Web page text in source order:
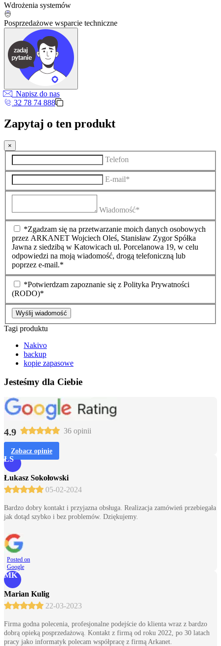
Wdrożenia systemów
Posprzedażowe wsparcie techniczne
Napisz do nas
32 78 74 888
Zapytaj o ten produkt
×
Telefon
E-mail*
Wiadomość*
*Zgadzam się na przetwarzanie moich danych osobowych
przez ARKANET Wojciech Oleś, Stanisław Zygor Spółka
Jawna z siedzibą w Katowicach ul. Porcelanowa 19, w celu
odpowiedzi na moją wiadomość, drogą telefoniczną lub
poprzez e-mail.*
*Potwierdzam zapoznanie się z Polityka Prywatności
(RODO)*
Wyślij wiadomość
Tagi produktu
Nakivo
backup
kopie zapasowe
Jesteśmy dla Ciebie
4.9 36 opinii
Zobacz opinie
ŁS
Łukasz Sokołowski
05-02-2024
Bardzo dobry kontakt i przyjazna obsługa. Realizacja zamówień przebiegała
jak dotąd szybko i bez problemów. Dziękujemy.
Posted on
Google
MK
Marian Kulig
22-03-2023
Firma godna polecenia, profesjonalne podejście do klienta wraz z bardzo
dobrą opieką posprzedażową. Kontakt z firmą od roku 2022, po 30 latach
pracy jako informatyk polecam współpracę z firmą Arkanet.